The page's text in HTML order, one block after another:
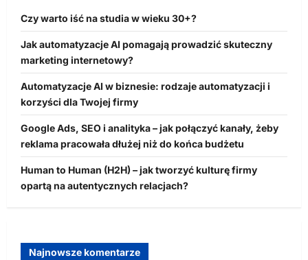
Czy warto iść na studia w wieku 30+?
Jak automatyzacje AI pomagają prowadzić skuteczny
marketing internetowy?
Automatyzacje AI w biznesie: rodzaje automatyzacji i
korzyści dla Twojej firmy
Google Ads, SEO i analityka – jak połączyć kanały, żeby
reklama pracowała dłużej niż do końca budżetu
Human to Human (H2H) – jak tworzyć kulturę firmy
opartą na autentycznych relacjach?
Najnowsze komentarze